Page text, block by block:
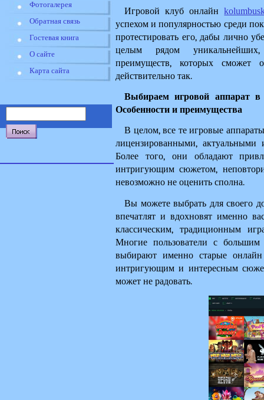
Фотогалерея
Обратная связь
Гостевая книга
О сайте
Карта сайта
Игровой клуб онлайн
успехом и популярностью среди
протестировать его, дабы лично
целым рядом уникальнейших,
преимуществ, которых сможет
действительно так.
Выбираем игровой аппарат
Особенности и преимущества
В целом, все те игровые
лицензированными,
Более того, они обладают
интригующим сюжетом,
невозможно не оценить сполна.
Вы можете выбрать для своего
впечатлят и вдохновят именно
классическим, традиционным
Многие пользователи с
выбирают именно старые
интригующим и интересным
может не радовать.